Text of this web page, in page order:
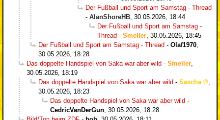
Der Fußball und Sport am Samstag - Thread
- AlanShoreHB 30.05.2026, 18:44
Der Fußball und Sport am Samstag -
Thread - Smeller 30.05.2026, 18:45
Der Fußball und Sport am Samstag - Thread - Olaf1970
30.05.2026, 18:28
Das doppelte Handspiel von Saka war aber wild - Smeller
30.05.2026, 18:19
Das doppelte Handspiel von Saka war aber wild - Sascha
30.05.2026, 18:23
Das doppelte Handspiel von Saka war aber wild -
CedricVanDerGun 30.05.2026, 18:28